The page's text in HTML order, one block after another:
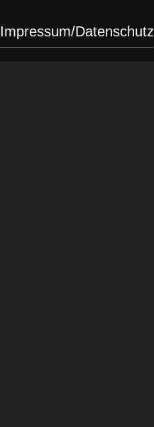
Impressum/Datenschutz